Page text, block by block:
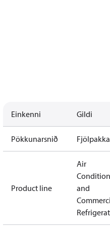
Einkenni Gildi
Pökkunarsnið Fjölpakka
Product line
Air
and